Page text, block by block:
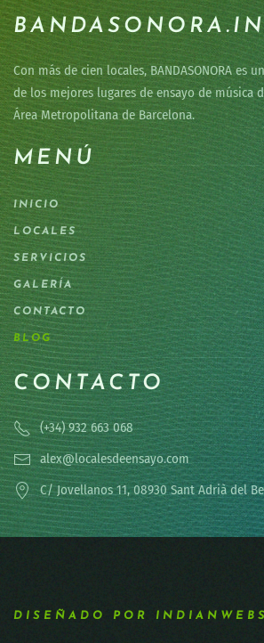
Con más de cien locales, BANDASONORA es
de los mejores lugares de ensayo de música
Área Metropolitana de Barcelona.
MENÚ
INICIO
LOCALES
SERVICIOS
GALERÍA
CONTACTO
BLOG
CONTACTO
(+34) 932 663 068
alex@localesdeensayo.com
C/ Jovellanos 11, 08930 Sant Adrià del
DISEÑADO POR INDIANWEBS